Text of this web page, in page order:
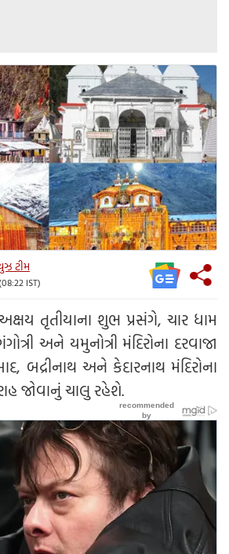
ટીમ
IST)
તૃતીયાના શુભ પ્રસંગે, ચાર ધામ
અને યમુનોત્રી મંદિરોના દરવાજા
બદ્રીનાથ અને કેદારનાથ મંદિરોના
જોવાનું ચાલુ રહેશે.